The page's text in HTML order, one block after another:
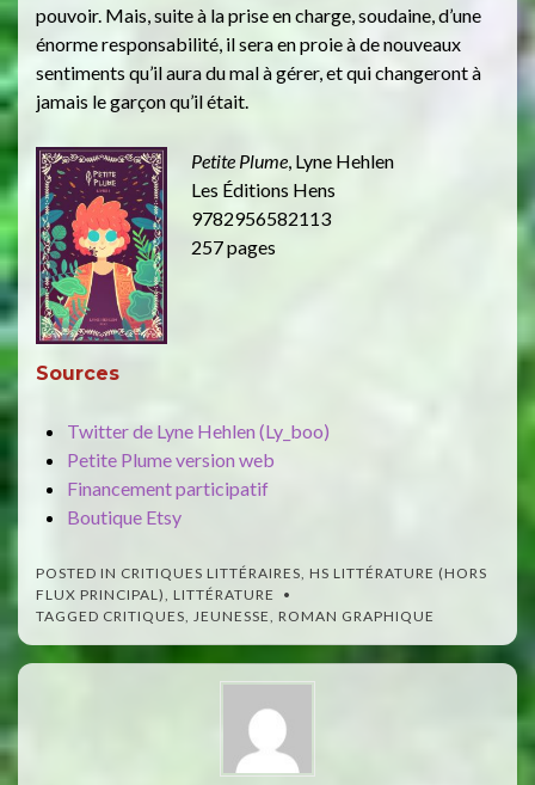
pouvoir. Mais, suite à la prise en charge, soudaine, d’une
énorme responsabilité, il sera en proie à de nouveaux
sentiments qu’il aura du mal à gérer, et qui changeront à
jamais le garçon qu’il était.
Petite Plume , Lyne Hehlen
Les Éditions Hens
9782956582113
257 pages
Sources
Twitter de Lyne Hehlen (Ly_boo)
Petite Plume version web
Financement participatif
Boutique Etsy
POSTED IN CRITIQUES LITTÉRAIRES HS LITTÉRATURE (HORS
FLUX PRINCIPAL) LITTÉRATURE
TAGGED CRITIQUES JEUNESSE ROMAN GRAPHIQUE